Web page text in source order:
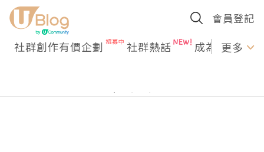
會員登記
社群創作有價企劃 社群熱話 成為U更多